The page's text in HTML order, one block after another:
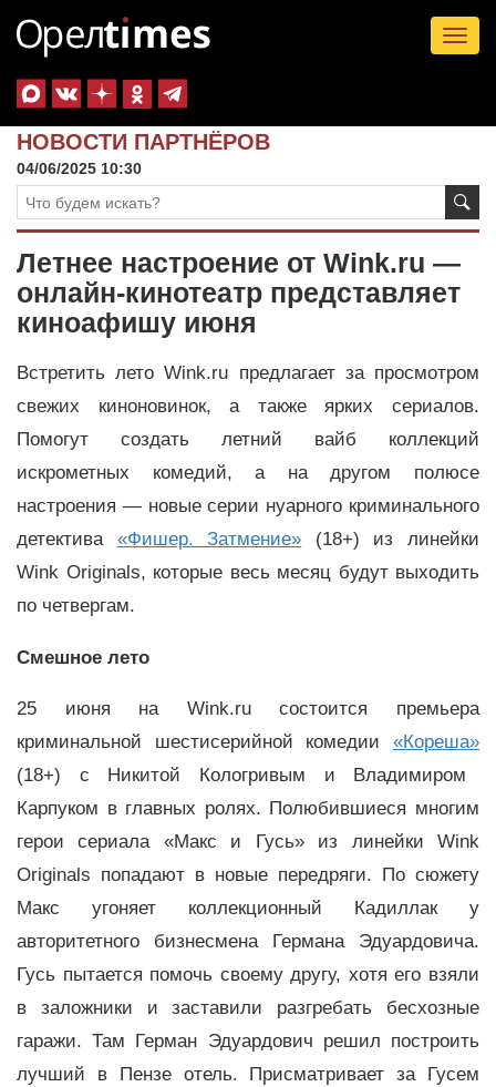
НОВОСТИ ПАРТНЁРОВ
04/06/2025 10:30
Летнее настроение от Wink.ru —
онлайн-кинотеатр представляет
киноафишу июня
Встретить лето Wink.ru предлагает за просмотром
свежих киноновинок, а также ярких сериалов.
Помогут создать летний вайб коллекций
искрометных комедий, а на другом полюсе
настроения — новые серии нуарного криминального
детектива «Фишер. Затмение» (18+) из линейки
Wink Originals, которые весь месяц будут выходить
по четвергам.
Смешное лето
25 июня на Wink.ru состоится премьера
криминальной шестисерийной комедии «Кореша»
(18+) с Никитой Кологривым и Владимиром
Карпуком в главных ролях. Полюбившиеся многим
герои сериала «Макс и Гусь» из линейки Wink
Originals попадают в новые передряги. По сюжету
Макс угоняет коллекционный Кадиллак у
авторитетного бизнесмена Германа Эдуардовича.
Гусь пытается помочь своему другу, хотя его взяли
в заложники и заставили разгребать бесхозные
гаражи. Там Герман Эдуардович решил построить
лучший в Пензе отель. Присматривает за Гусем